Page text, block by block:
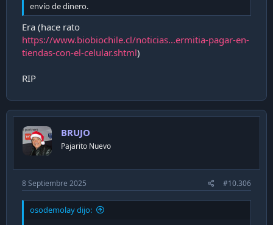
envío de dinero.
Era (hace rato
https://www.biobiochile.cl/noticias...ermitia-pagar-en-
tiendas-con-el-celular.shtml)
RIP
BRUJO
Pajarito Nuevo
8 Septiembre 2025 #10.306
osodemolay dijo: